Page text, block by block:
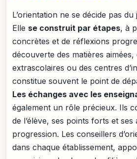
L’orientation ne se décide pas
Elle se construit par étapes, à
concrètes et de réflexions
découverte des matières aimées,
extrascolaires ou des centres
constitue souvent le point de
Les échanges avec les
également un rôle précieux. Ils
de l’élève, ses points forts et ses
progression. Les conseillers
dans chaque établissement,